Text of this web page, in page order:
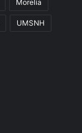
Morelia
UMSNH